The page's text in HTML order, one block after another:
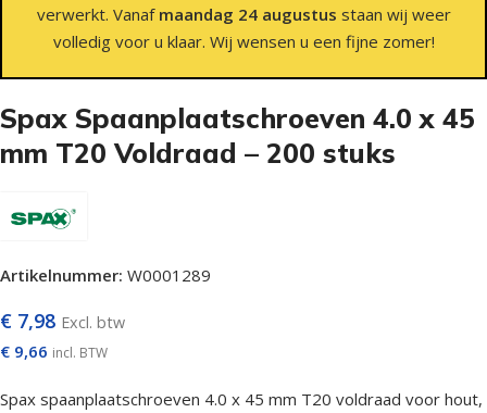
verwerkt. Vanaf maandag 24 augustus staan wij weer
volledig voor u klaar. Wij wensen u een fijne zomer!
Spax Spaanplaatschroeven 4.0 x 45
mm T20 Voldraad – 200 stuks
Artikelnummer: W0001289
€ 7,98 Excl. btw
€ 9,66 incl. BTW
Spax spaanplaatschroeven 4.0 x 45 mm T20 voldraad voor hout,